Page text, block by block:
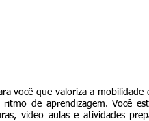
você que valoriza a
de aprendizagem. Você
vídeo aulas e atividades